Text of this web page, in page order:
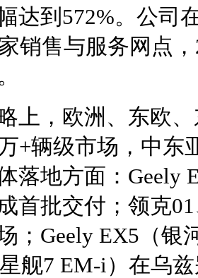
达到572%。公司
销售与服务网点
上，欧洲、东欧
+辆级市场，中东
落地方面：Geely
首批交付；领克
；Geely EX5（银
舰7 EM-i）在乌